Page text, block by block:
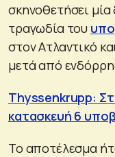
σκηνοθετήσει μία
τραγωδία του
στον Ατλαντικό
μετά από
Thyssenkrupp:
κατασκευή 6
Το αποτέλεσμα